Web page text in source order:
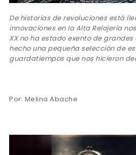
De historias de revoluciones está
innovaciones en la Alta Relojería
XX no ha estado exento de
hecho una pequeña selección de
guardatiempos que nos hicieron
Por: Melina Abache